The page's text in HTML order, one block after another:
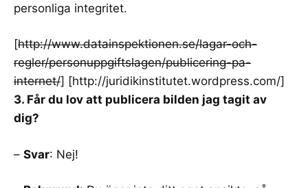
personliga integritet.
[http://www.datainspektionen.se/lagar-och-
regler/personuppgiftslagen/publicering-pa-
internet/] [http://juridikinstitutet.wordpress.com/]
3. Får du lov att publicera bilden jag tagit av
dig?
– Svar: Nej!